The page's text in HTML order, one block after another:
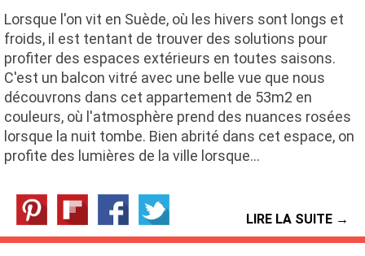
Lorsque l'on vit en Suède, où les hivers sont longs et
froids, il est tentant de trouver des solutions pour
profiter des espaces extérieurs en toutes saisons.
C'est un balcon vitré avec une belle vue que nous
découvrons dans cet appartement de 53m2 en
couleurs, où l'atmosphère prend des nuances rosées
lorsque la nuit tombe. Bien abrité dans cet espace, on
profite des lumières de la ville lorsque…
LIRE LA SUITE →